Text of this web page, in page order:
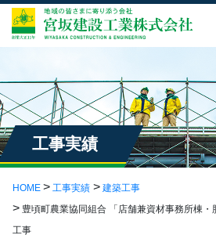
工事実績
HOME 工事実績
建築工事
豊頃町農業協同組合 「店舗兼資材事務所棟
工事